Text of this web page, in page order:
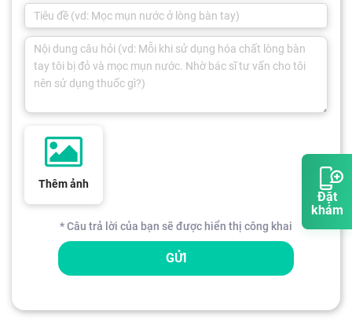
Đặt
khám
Thêm ảnh
* Câu trả lời của bạn sẽ được hiển thị công khai
GỬI